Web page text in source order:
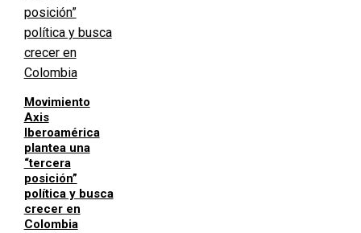
Movimiento
Axis
Iberoamérica
plantea una
“tercera
posición”
política y busca
crecer en
Colombia